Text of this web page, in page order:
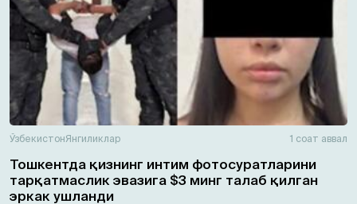
ЎзбекистонЯнгиликлар 1 соат аввал
Тошкентда қизнинг интим фотосуратларини
тарқатмаслик эвазига $3 минг талаб қилган
эркак ушланди